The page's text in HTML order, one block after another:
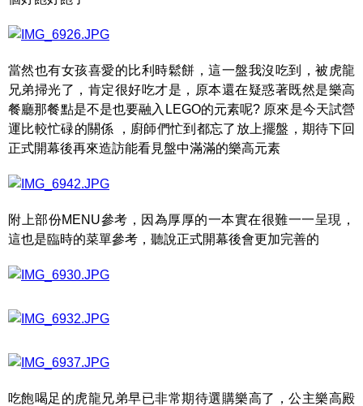
當然也有女孩喜愛的比利時鬆餅，這一盤我沒吃到，被虎龍
兄弟掃光了，肯定很好吃才是，原本還在疑惑著既然是樂高
餐廳那餐點是不是也要融入LEGO的元素呢? 原來是今天試營
運比較忙碌的關係 ，廚師們忙到都忘了放上擺盤，期待下回
正式開幕後再來造訪能看見盤中滿滿的樂高元素
附上部份MENU參考，因為厚厚的一本實在很難一一呈現，
這也是臨時的菜單參考，聽說正式開幕後會更加完善的
吃飽喝足的虎龍兄弟早已非常期待選購樂高了，公主樂高殿